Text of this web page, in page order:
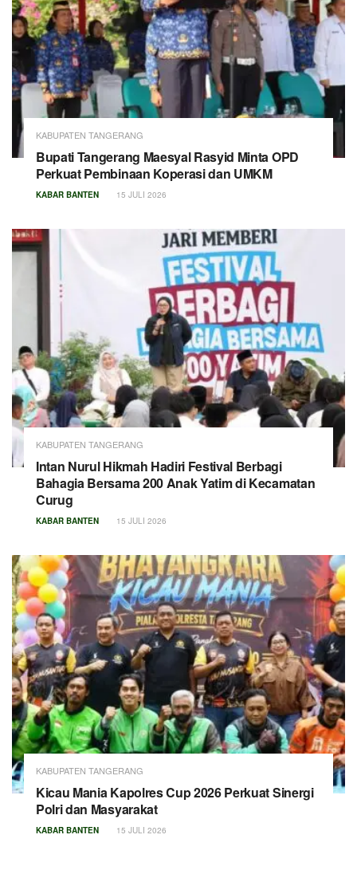
KABUPATEN TANGERANG
Bupati Tangerang Maesyal Rasyid Minta OPD
Perkuat Pembinaan Koperasi dan UMKM
KABAR BANTEN 15 JULI 2026
KABUPATEN TANGERANG
Intan Nurul Hikmah Hadiri Festival Berbagi
Bahagia Bersama 200 Anak Yatim di Kecamatan
Curug
KABAR BANTEN 15 JULI 2026
KABUPATEN TANGERANG
Kicau Mania Kapolres Cup 2026 Perkuat Sinergi
Polri dan Masyarakat
KABAR BANTEN 15 JULI 2026